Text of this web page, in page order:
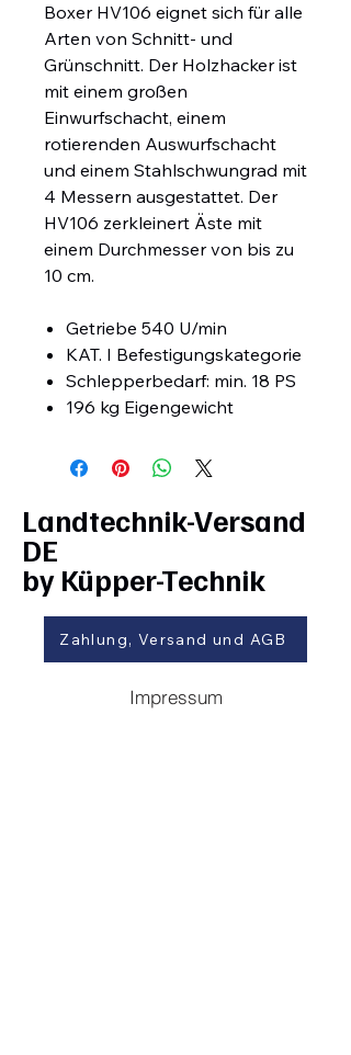
Boxer HV106 eignet sich für alle
Arten von Schnitt- und
Grünschnitt. Der Holzhacker ist
mit einem großen
Einwurfschacht, einem
rotierenden Auswurfschacht
und einem Stahlschwungrad mit
4 Messern ausgestattet. Der
HV106 zerkleinert Äste mit
einem Durchmesser von bis zu
10 cm.
Getriebe 540 U/min
KAT. I Befestigungskategorie
Schlepperbedarf: min. 18 PS
196 kg Eigengewicht
Landtechnik-Versand
DE
by Küpper-Technik
Zahlung, Versand und AGB
Impressum